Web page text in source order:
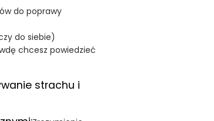
do poprawy
do siebie)
chcesz powiedzieć
strachu i